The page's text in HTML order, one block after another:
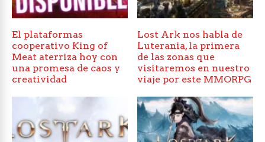
El plataformas
cooperativo King of
Meat aterriza hoy con
una promesa de caos y
creatividad
Lost Ark nos habla de
Luterania, la primera
de las zonas que
visitaremos en nuestro
viaje por este MMORPG